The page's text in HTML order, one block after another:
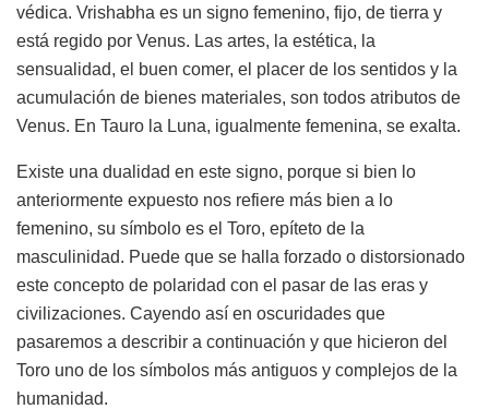
védica. Vrishabha es un signo femenino, fijo, de tierra y
está regido por Venus. Las artes, la estética, la
sensualidad, el buen comer, el placer de los sentidos y la
acumulación de bienes materiales, son todos atributos de
Venus. En Tauro la Luna, igualmente femenina, se exalta.
Existe una dualidad en este signo, porque si bien lo
anteriormente expuesto nos refiere más bien a lo
femenino, su símbolo es el Toro, epíteto de la
masculinidad. Puede que se halla forzado o distorsionado
este concepto de polaridad con el pasar de las eras y
civilizaciones. Cayendo así en oscuridades que
pasaremos a describir a continuación y que hicieron del
Toro uno de los símbolos más antiguos y complejos de la
humanidad.